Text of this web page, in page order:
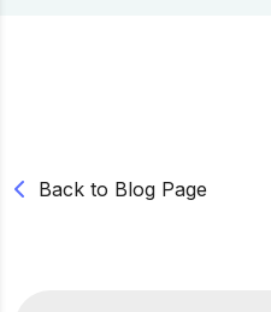
Back to Blog Page